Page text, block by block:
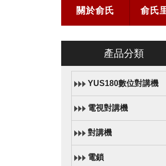
關於俞氏 俞氏
產品分類
YUS180數位對講機
電視對講機
對講機
電鎖